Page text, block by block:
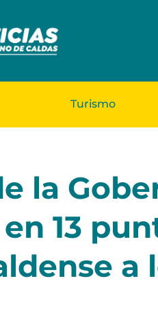
Turismo
la
13
a